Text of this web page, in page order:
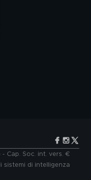
Cap. Soc. int. vers. €
di intelligenza